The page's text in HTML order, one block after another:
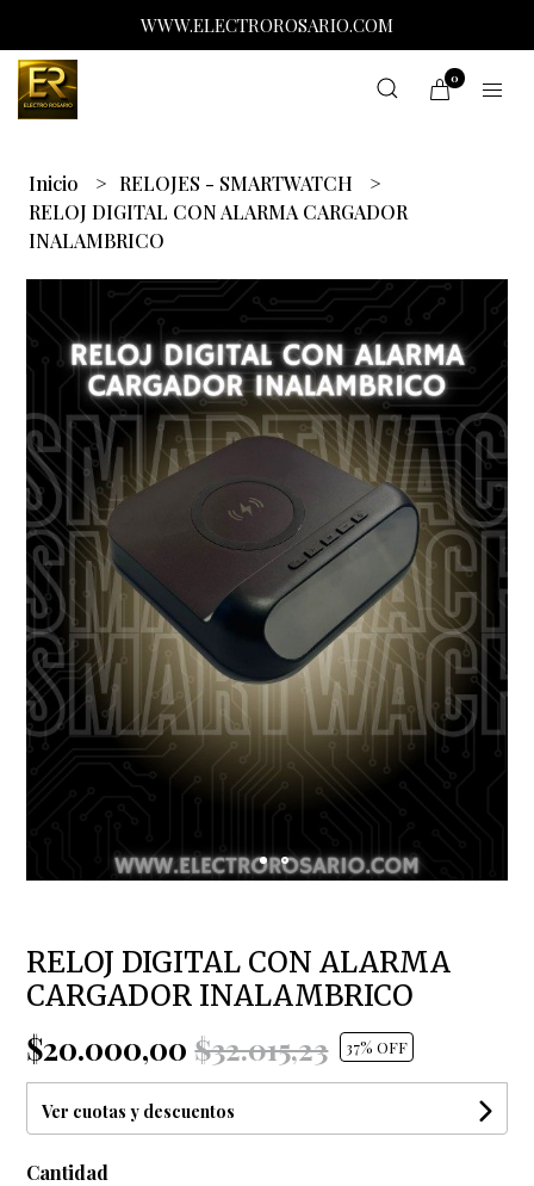
WWW.ELECTROROSARIO.COM
0
Inicio
RELOJES - SMARTWATCH
RELOJ DIGITAL CON ALARMA CARGADOR
INALAMBRICO
RELOJ DIGITAL CON ALARMA
CARGADOR INALAMBRICO
$20.000,00$32.015,23 37% OFF
Ver cuotas y descuentos
Cantidad